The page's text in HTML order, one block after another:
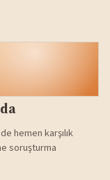
hemen karşılık
soruşturma